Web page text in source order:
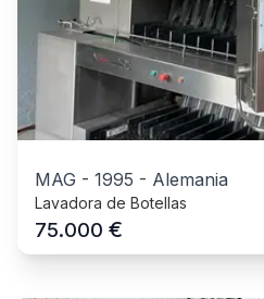
MAG - 1995 - Alemania
Lavadora de Botellas
75.000 €